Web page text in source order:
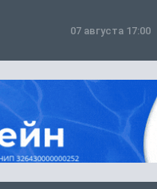
07 августа 17:00